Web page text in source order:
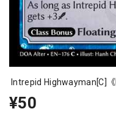
Intrepid Highwayman[C]
¥50